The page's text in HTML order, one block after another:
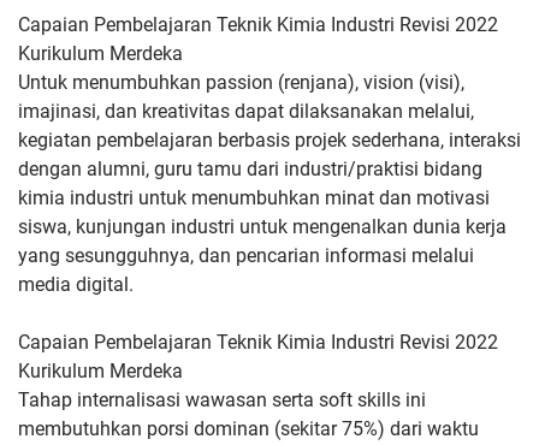
Capaian Pembelajaran Teknik Kimia Industri Revisi 2022
Kurikulum Merdeka
Untuk menumbuhkan passion (renjana), vision (visi),
imajinasi, dan kreativitas dapat dilaksanakan melalui,
kegiatan pembelajaran berbasis projek sederhana, interaksi
dengan alumni, guru tamu dari industri/praktisi bidang
kimia industri untuk menumbuhkan minat dan motivasi
siswa, kunjungan industri untuk mengenalkan dunia kerja
yang sesungguhnya, dan pencarian informasi melalui
media digital.
Capaian Pembelajaran Teknik Kimia Industri Revisi 2022
Kurikulum Merdeka
Tahap internalisasi wawasan serta soft skills ini
membutuhkan porsi dominan (sekitar 75%) dari waktu